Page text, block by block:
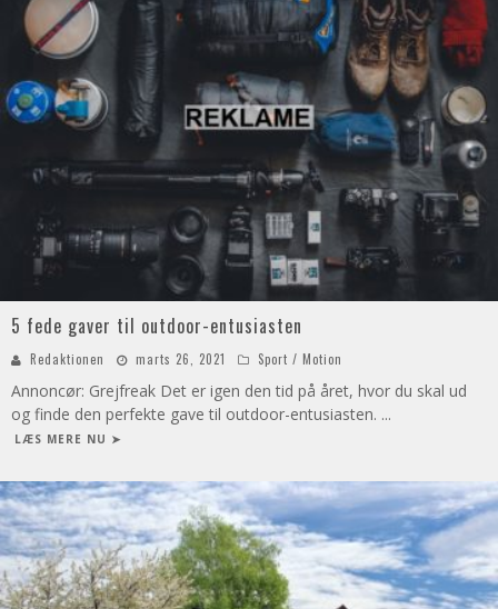
5 fede gaver til outdoor-entusiasten
Redaktionen marts 26, 2021 Sport / Motion
Annoncør: Grejfreak Det er igen den tid på året, hvor du skal ud
og finde den perfekte gave til outdoor-entusiasten. ...
LÆS MERE NU ➤